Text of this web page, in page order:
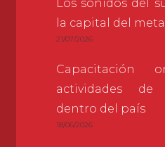
Los sonidos del
la capital del
21/07/2026
Capacitación
actividades de
dentro del país
18/06/2026